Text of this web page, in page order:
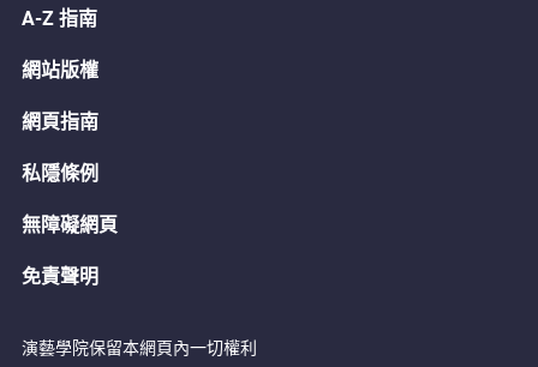
A-Z 指南
網站版權
網頁指南
私隱條例
無障礙網頁
免責聲明
演藝學院保留本網頁內一切權利